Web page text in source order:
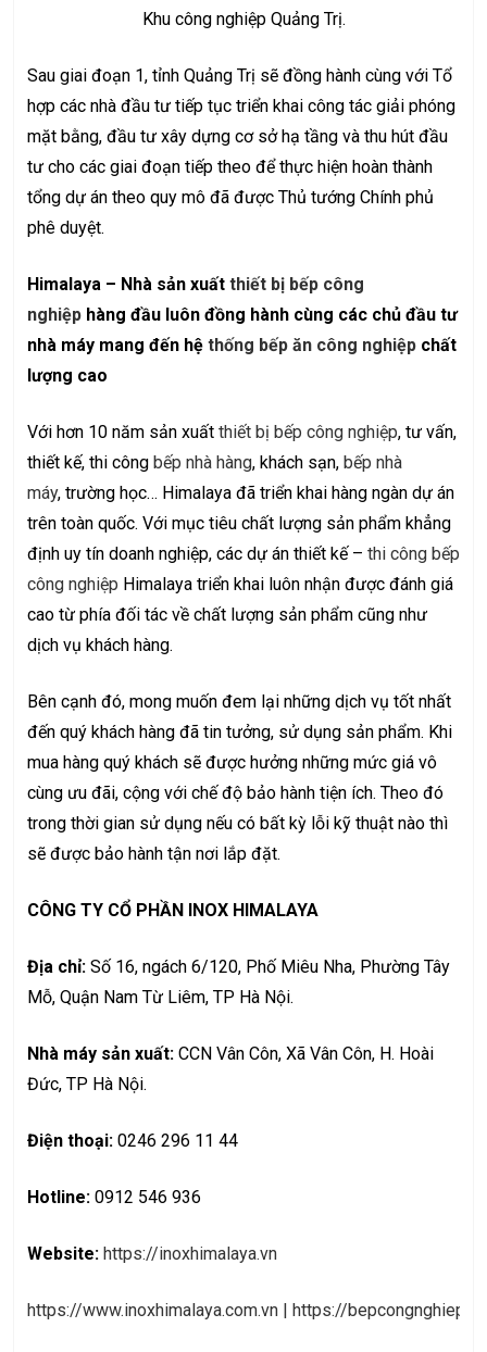
Khu công nghiệp Quảng Trị.
Sau giai đoạn 1, tỉnh Quảng Trị sẽ đồng hành cùng với Tổ
hợp các nhà đầu tư tiếp tục triển khai công tác giải phóng
mặt bằng, đầu tư xây dựng cơ sở hạ tầng và thu hút đầu
tư cho các giai đoạn tiếp theo để thực hiện hoàn thành
tổng dự án theo quy mô đã được Thủ tướng Chính phủ
phê duyệt.
Himalaya – Nhà sản xuất thiết bị bếp công
nghiệp hàng đầu luôn đồng hành cùng các chủ đầu tư
nhà máy mang đến hệ thống bếp ăn công nghiệp chất
lượng cao
Với hơn 10 năm sản xuất thiết bị bếp công nghiệp, tư vấn,
thiết kế, thi công bếp nhà hàng, khách sạn, bếp nhà
máy, trường học… Himalaya đã triển khai hàng ngàn dự án
trên toàn quốc. Với mục tiêu chất lượng sản phẩm khẳng
định uy tín doanh nghiệp, các dự án thiết kế – thi công bếp
công nghiệp Himalaya triển khai luôn nhận được đánh giá
cao từ phía đối tác về chất lượng sản phẩm cũng như
dịch vụ khách hàng.
Bên cạnh đó, mong muốn đem lại những dịch vụ tốt nhất
đến quý khách hàng đã tin tưởng, sử dụng sản phẩm. Khi
mua hàng quý khách sẽ được hưởng những mức giá vô
cùng ưu đãi, cộng với chế độ bảo hành tiện ích. Theo đó
trong thời gian sử dụng nếu có bất kỳ lỗi kỹ thuật nào thì
sẽ được bảo hành tận nơi lắp đặt.
CÔNG TY CỔ PHẦN INOX HIMALAYA
Địa chỉ: Số 16, ngách 6/120, Phố Miêu Nha, Phường Tây
Mỗ, Quận Nam Từ Liêm, TP Hà Nội.
Nhà máy sản xuất: CCN Vân Côn, Xã Vân Côn, H. Hoài
Đức, TP Hà Nội.
Điện thoại: 0246 296 11 44
Hotline: 0912 546 936
Website: https://inoxhimalaya.vn
https://www.inoxhimalaya.com.vn https://